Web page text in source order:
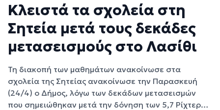
Κλειστά τα σχολεία στη
Σητεία μετά τους δεκάδες
μετασεισμούς στο Λασίθι
Τη διακοπή των μαθημάτων ανακοίνωσε στα
σχολεία της Σητείας ανακοίνωσε την Παρασκευή
(24/4) ο Δήμος, λόγω των δεκάδων μετασεισμών
που σημειώθηκαν μετά την δόνηση των 5,7 Ρίχτερ…